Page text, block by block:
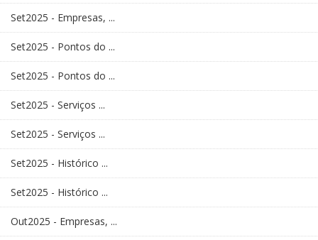
Set2025 - Empresas, ...
Set2025 - Pontos do ...
Set2025 - Pontos do ...
Set2025 - Serviços ...
Set2025 - Serviços ...
Set2025 - Histórico ...
Set2025 - Histórico ...
Out2025 - Empresas, ...